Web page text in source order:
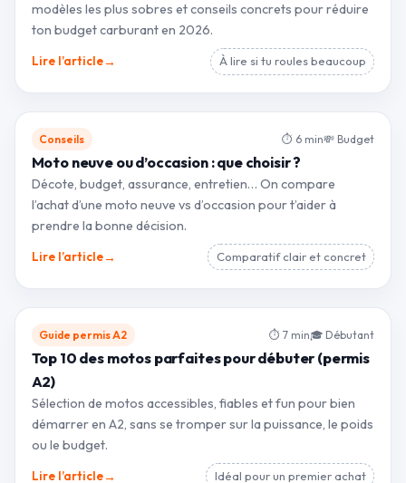
modèles les plus sobres et conseils concrets pour réduire
ton budget carburant en 2026.
Lire l’article→ À lire si tu roules beaucoup
Conseils ⏱ 6 min💸 Budget
Moto neuve ou d’occasion : que choisir ?
Décote, budget, assurance, entretien… On compare
l’achat d’une moto neuve vs d’occasion pour t’aider à
prendre la bonne décision.
Lire l’article→ Comparatif clair et concret
Guide permis A2 ⏱ 7 min🎓 Débutant
Top 10 des motos parfaites pour débuter (permis
A2)
Sélection de motos accessibles, fiables et fun pour bien
démarrer en A2, sans se tromper sur la puissance, le poids
ou le budget.
Lire l’article→ Idéal pour un premier achat